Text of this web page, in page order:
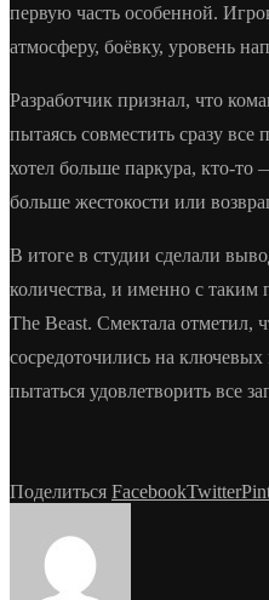
первую часть особенной.
атмосферу, боёвку, уровень
Разработчик признал, что
пытаясь совместить сразу
хотел больше паркура, кто-то
больше жестокости или
В итоге в студии сделали
количества, и именно с таким
The Beast. Смектала отметил,
сосредоточились на ключевых
пытаться удовлетворить все
Поделиться FacebookTwitter